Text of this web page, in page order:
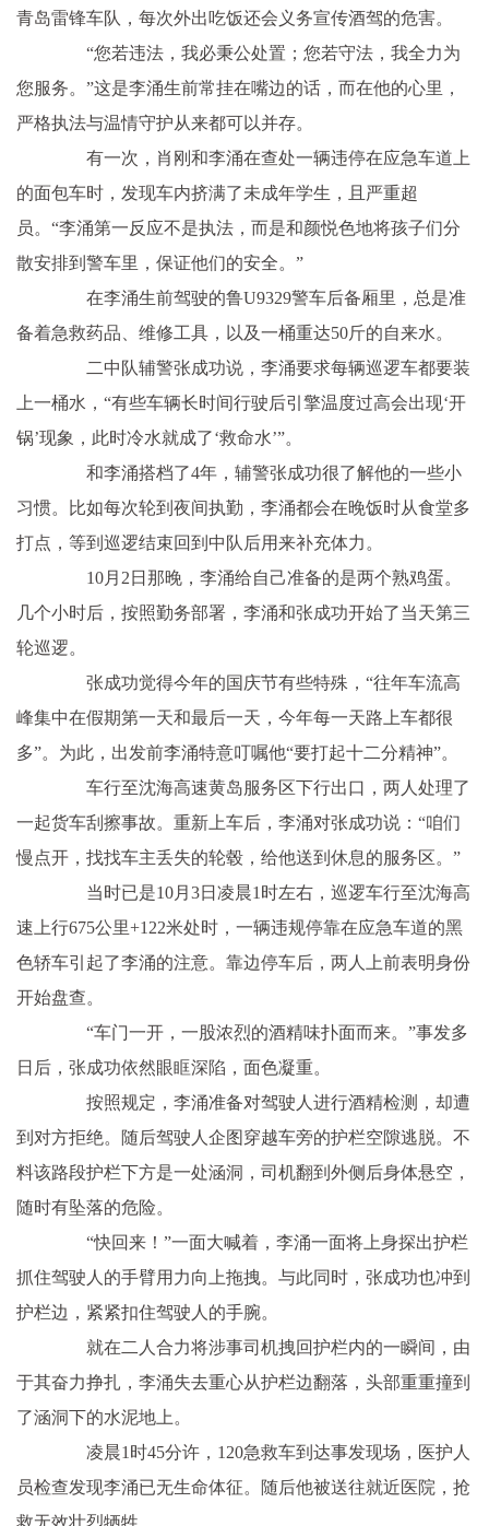
青岛雷锋车队，每次外出吃饭还会义务宣传酒驾的危害。
“您若违法，我必秉公处置；您若守法，我全力为
您服务。”这是李涌生前常挂在嘴边的话，而在他的心里，
严格执法与温情守护从来都可以并存。
有一次，肖刚和李涌在查处一辆违停在应急车道上
的面包车时，发现车内挤满了未成年学生，且严重超
员。“李涌第一反应不是执法，而是和颜悦色地将孩子们分
散安排到警车里，保证他们的安全。”
在李涌生前驾驶的鲁U9329警车后备厢里，总是准
备着急救药品、维修工具，以及一桶重达50斤的自来水。
二中队辅警张成功说，李涌要求每辆巡逻车都要装
上一桶水，“有些车辆长时间行驶后引擎温度过高会出现‘开
锅’现象，此时冷水就成了‘救命水’”。
和李涌搭档了4年，辅警张成功很了解他的一些小
习惯。比如每次轮到夜间执勤，李涌都会在晚饭时从食堂多
打点，等到巡逻结束回到中队后用来补充体力。
10月2日那晚，李涌给自己准备的是两个熟鸡蛋。
几个小时后，按照勤务部署，李涌和张成功开始了当天第三
轮巡逻。
张成功觉得今年的国庆节有些特殊，“往年车流高
峰集中在假期第一天和最后一天，今年每一天路上车都很
多”。为此，出发前李涌特意叮嘱他“要打起十二分精神”。
车行至沈海高速黄岛服务区下行出口，两人处理了
一起货车刮擦事故。重新上车后，李涌对张成功说：“咱们
慢点开，找找车主丢失的轮毂，给他送到休息的服务区。”
当时已是10月3日凌晨1时左右，巡逻车行至沈海高
速上行675公里+122米处时，一辆违规停靠在应急车道的黑
色轿车引起了李涌的注意。靠边停车后，两人上前表明身份
开始盘查。
“车门一开，一股浓烈的酒精味扑面而来。”事发多
日后，张成功依然眼眶深陷，面色凝重。
按照规定，李涌准备对驾驶人进行酒精检测，却遭
到对方拒绝。随后驾驶人企图穿越车旁的护栏空隙逃脱。不
料该路段护栏下方是一处涵洞，司机翻到外侧后身体悬空，
随时有坠落的危险。
“快回来！”一面大喊着，李涌一面将上身探出护栏
抓住驾驶人的手臂用力向上拖拽。与此同时，张成功也冲到
护栏边，紧紧扣住驾驶人的手腕。
就在二人合力将涉事司机拽回护栏内的一瞬间，由
于其奋力挣扎，李涌失去重心从护栏边翻落，头部重重撞到
了涵洞下的水泥地上。
凌晨1时45分许，120急救车到达事发现场，医护人
员检查发现李涌已无生命体征。随后他被送往就近医院，抢
救无效壮烈牺牲。